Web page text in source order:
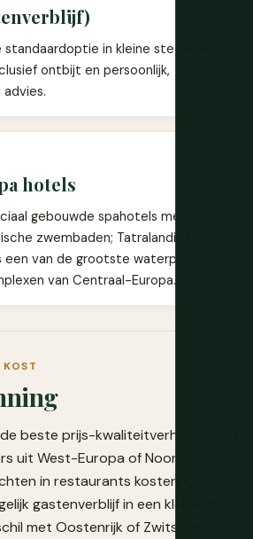
standaardoptie in kleine steden en
ontbijt en persoonlijk,
hotels
gebouwde spahotels met
zwembaden; Tatralandia bij
een van de grootste waterparken
van Centraal-Europa.
beste prijs-kwaliteitverhoudingen
uit West-Europa of Noord-
in restaurants kosten €7-14,
gastenverblijf in een kleine stad
met Oostenrijk of Zwitserland